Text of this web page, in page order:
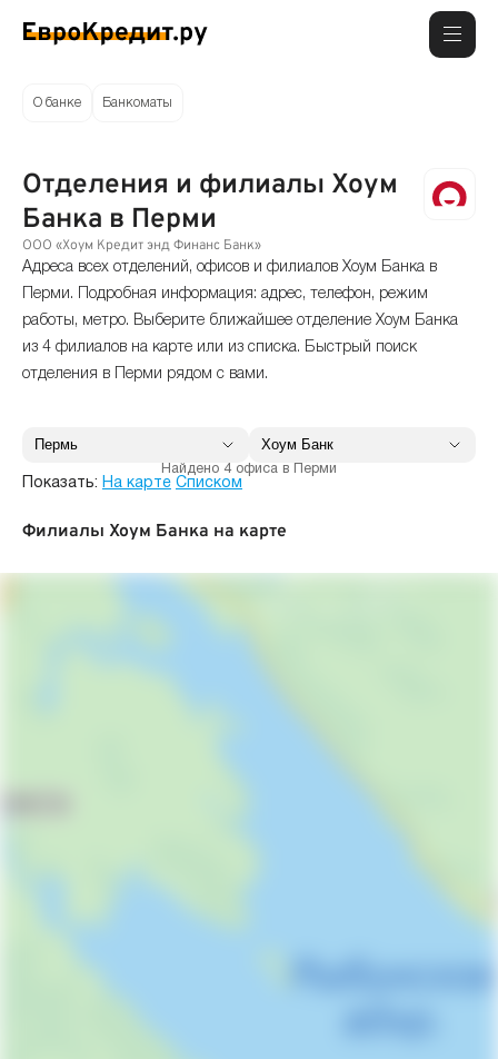
О банке Банкоматы
Отделения и филиалы Хоум
Банка в Перми
ООО «Хоум Кредит энд Финанс Банк»
Адреса всех отделений, офисов и филиалов Хоум Банка в
Перми. Подробная информация: адрес, телефон, режим
работы, метро. Выберите ближайшее отделение Хоум Банка
из 4 филиалов на карте или из списка. Быстрый поиск
отделения в Перми рядом с вами.
Найдено 4 офиса в Перми
Показать: На карте Списком
Филиалы Хоум Банка на карте